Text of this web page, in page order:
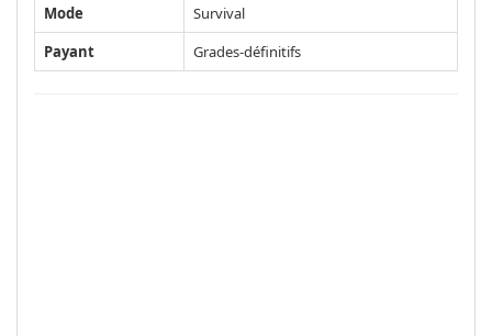
Mode
Survival
Payant
Grades-définitifs